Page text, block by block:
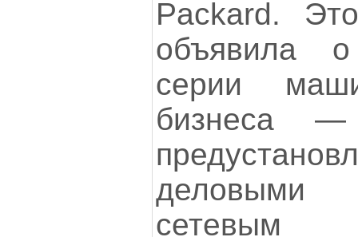
Packard.
объявила
серии
бизнеса
деловыми